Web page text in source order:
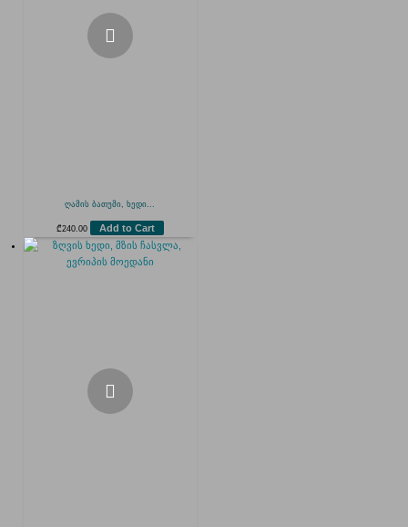
ღამის ბათუმი, ხედი...
₾240.00 Add to Cart